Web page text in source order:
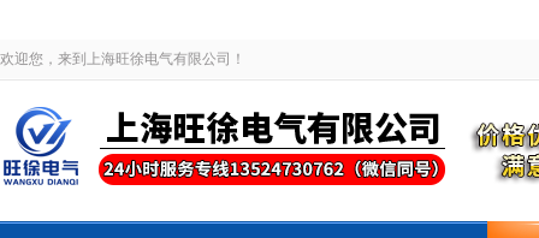
欢迎您，来到上海旺徐电气有限公司！